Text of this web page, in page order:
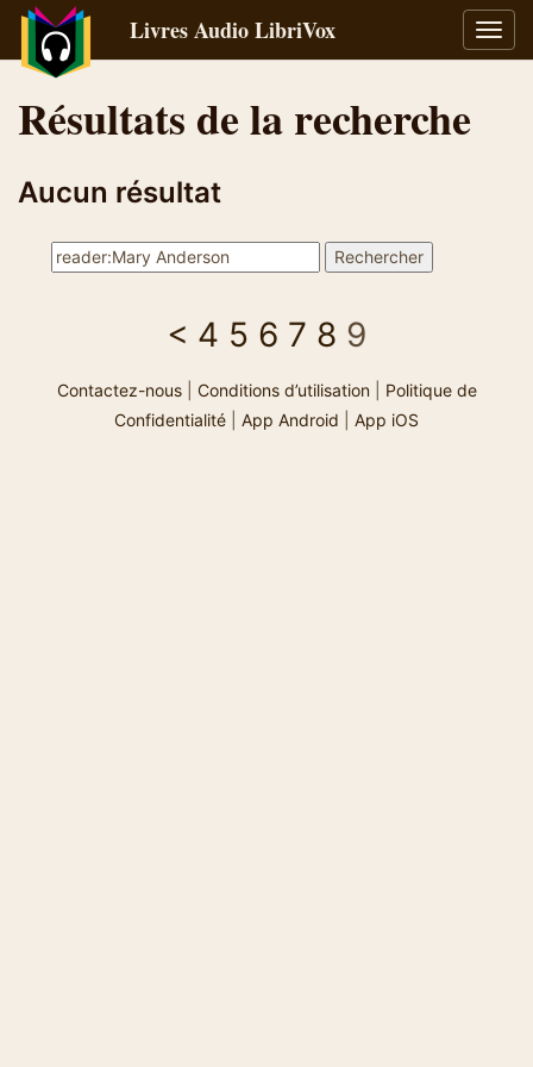
la
Livres Audio LibriVox
Résultats de la recherche
Aucun résultat
< 4 5 6 7 8 9
Contactez-nous| Conditions d’utilisation| Politique de
Confidentialité
App Android App iOS